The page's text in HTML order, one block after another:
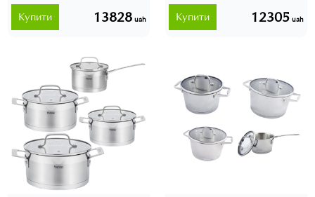
13828 uah
Купити 12305 uah
Купити